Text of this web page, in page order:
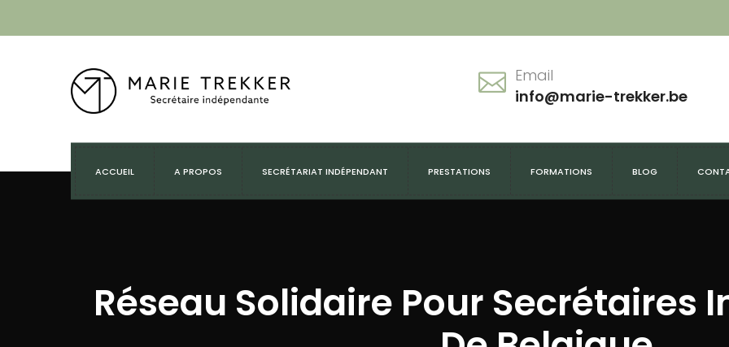
Email
info@marie-trekker.be
ACCUEIL A PROPOS SECRÉTARIAT INDÉPENDANT PRESTATIONS FORMATIONS BLOG
Réseau Solidaire Pour Secrétaires